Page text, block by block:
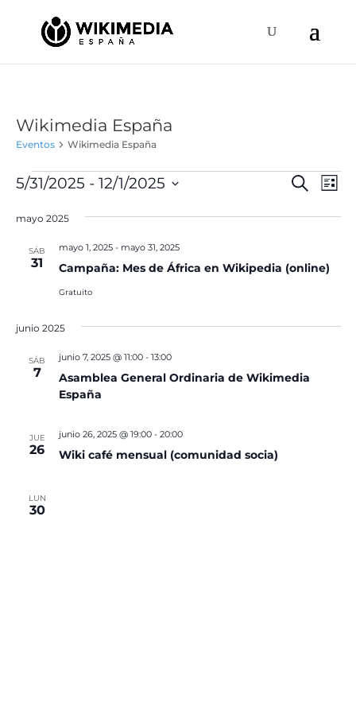
Wikimedia España
Eventos Wikimedia España
Eventos
vistas
Buscar
de
Lista
5/31/2025 - 12/1/2025
la
mayo 2025
SÁB
31 Campaña: Mes de África en Wikipedia (online)
mayo 1, 2025- mayo 31, 2025
Gratuito
junio 2025
SÁB
7
Asamblea General Ordinaria de Wikimedia
España
junio 7, 2025 @ 11:00- 13:00
JUE
26 Wiki café mensual (comunidad socia)
junio 26, 2025 @ 19:00- 20:00
LUN
30